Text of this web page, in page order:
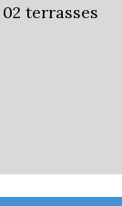
terrasses